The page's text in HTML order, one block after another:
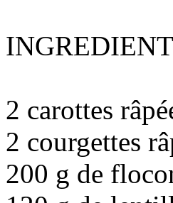
2 carottes
2 courgettes
200 g de